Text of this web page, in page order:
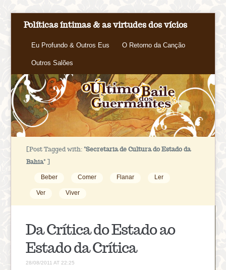
Políticas íntimas & as virtudes dos vícios
Eu Profundo & Outros Eus O Retorno da Canção
Outros Salões
[Post Tagged with: "Secretaria de Cultura do Estado da
Bahia" ]
Beber Comer Flanar Ler
Ver Viver
Da Crítica do Estado ao
Estado da Crítica
28/08/2011 AT 22:25